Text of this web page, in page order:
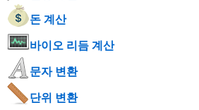
돈 계산
바이오 리듬 계산
문자 변환
단위 변환